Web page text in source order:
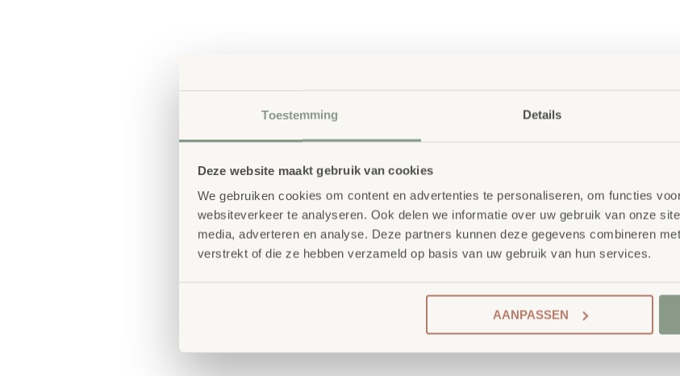
Toestemming Details
Deze website maakt gebruik van cookies
We gebruiken cookies om content en advertenties te personaliseren, om functies
websiteverkeer te analyseren. Ook delen we informatie over uw gebruik van onze
media, adverteren en analyse. Deze partners kunnen deze gegevens combineren
verstrekt of die ze hebben verzameld op basis van uw gebruik van hun services.
AANPASSEN